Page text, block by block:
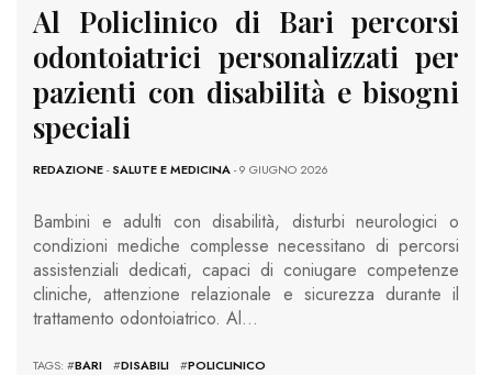
Al Policlinico di Bari percorsi
odontoiatrici personalizzati per
pazienti con disabilità e bisogni
speciali
REDAZIONE-SALUTE E MEDICINA- 9 GIUGNO 2026
Bambini e adulti con disabilità, disturbi neurologici o
condizioni mediche complesse necessitano di percorsi
assistenziali dedicati, capaci di coniugare competenze
cliniche, attenzione relazionale e sicurezza durante il
trattamento odontoiatrico. Al…
TAGS: #BARI #DISABILI #POLICLINICO